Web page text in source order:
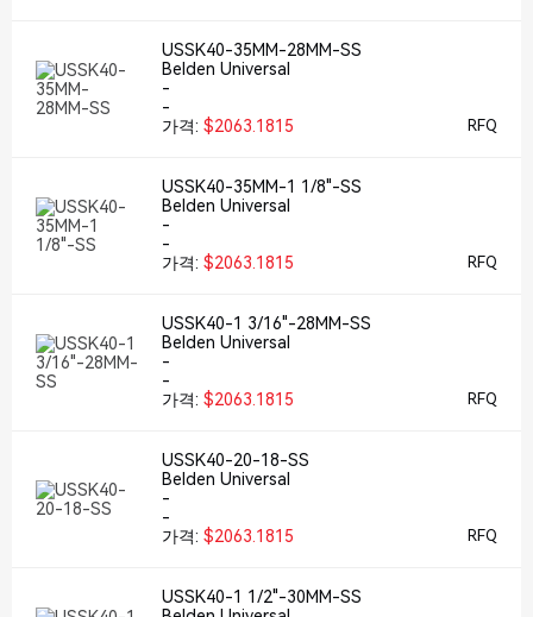
USSK40-35MM-28MM-SS
Belden Universal
-
-
가격: $2063.1815 RFQ
USSK40-35MM-1 1/8"-SS
Belden Universal
-
-
가격: $2063.1815 RFQ
USSK40-1 3/16"-28MM-SS
Belden Universal
-
-
가격: $2063.1815 RFQ
USSK40-20-18-SS
Belden Universal
-
-
가격: $2063.1815 RFQ
USSK40-1 1/2"-30MM-SS